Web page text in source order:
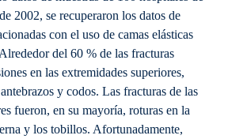
2002, se recuperaron los datos de
con el uso de camas elásticas
del 60 % de las fracturas
en las extremidades superiores,
y codos. Las fracturas de las
fueron, en su mayoría, roturas en la
y los tobillos. Afortunadamente,